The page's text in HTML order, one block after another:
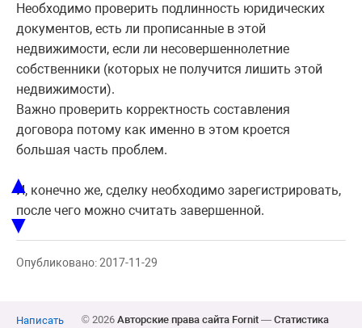
Необходимо проверить подлинность юридических
документов, есть ли прописанные в этой
недвижимости, если ли несовершеннолетние
собственники (которых не получится лишить этой
недвижимости).
Важно проверить корректность составления
договора потому как именно в этом кроется
большая часть проблем.
И, конечно же, сделку необходимо зарегистрировать,
после чего можно считать завершенной.
Опубликовано: 2017-11-29
Написать © 2026 Авторские права сайта Fornit— Статистика
▲
▼